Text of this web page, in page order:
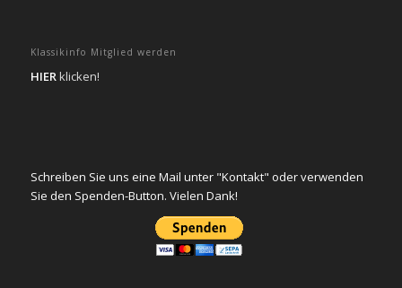
Klassikinfo Mitglied werden
HIERklicken!
Schreiben Sie uns eine Mail unter "Kontakt" oder verwenden
Sie den Spenden-Button. Vielen Dank!